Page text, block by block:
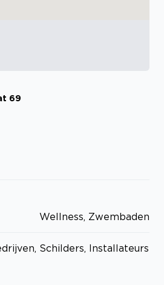
69
Wellness, Zwembaden
Schilders, Installateurs